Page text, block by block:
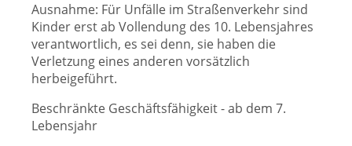
Ausnahme: Für Unfälle im Straßenverkehr sind
Kinder erst ab Vollendung des 10. Lebensjahres
verantwortlich, es sei denn, sie haben die
Verletzung eines anderen vorsätzlich
herbeigeführt.
Beschränkte Geschäftsfähigkeit - ab dem 7.
Lebensjahr